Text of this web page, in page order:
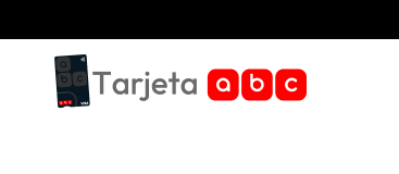
a
navegación
a
contenido
principal